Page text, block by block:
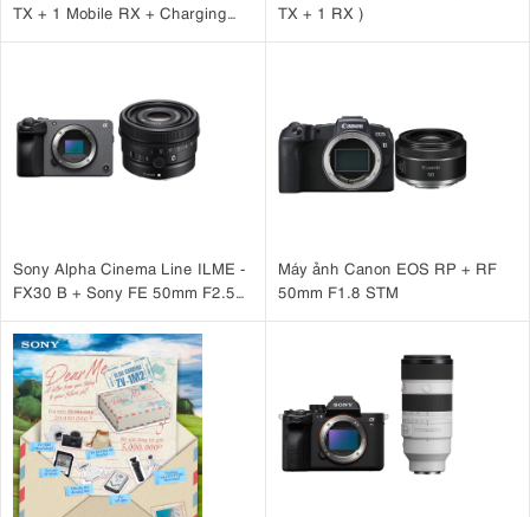
TX + 1 Mobile RX + Charging
TX + 1 RX )
Sony Alpha Cinema Line ILME -
FX30 B + Sony FE 50mm F2.5
Máy ảnh Canon EOS RP + RF
50mm F1.8 STM